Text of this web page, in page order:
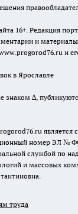
16+. Редакция
и
и
в Ярославле
знаком ∆,
является
номер ЭЛ №
службой по
и массовых
труда